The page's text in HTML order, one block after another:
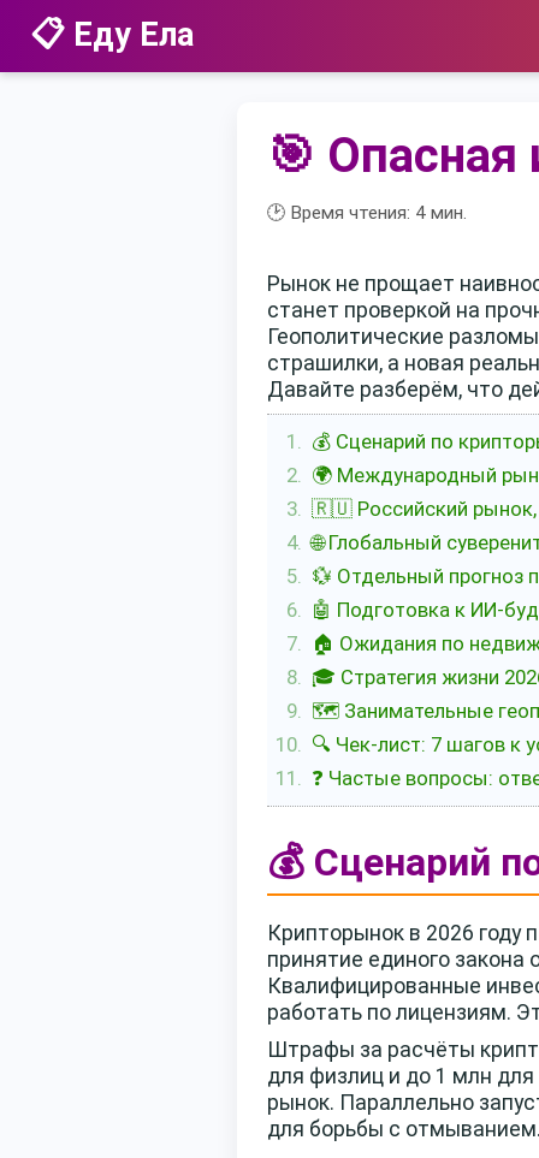
📋 Еду Ела
🎯 Опасная
🕑 Время чтения: 4 мин.
Рынок не прощает
станет проверкой на
Геополитические
страшилки, а новая
Давайте разберём, что
💰 Сценарий по
🌍 Международный
🇷🇺 Российский рынок,
🌐 Глобальный
💱 Отдельный прогноз
🤖 Подготовка к ИИ-
🏠 Ожидания по
🎓 Стратегия жизни
🗺️ Занимательные
🔍 Чек-лист: 7 шагов к
❓ Частые вопросы:
💰 Сценарий
Крипторынок в 2026 году
принятие единого закона
Квалифицированные
работать по лицензиям.
Штрафы за расчёты
для физлиц и до 1 млн
рынок. Параллельно
для борьбы с